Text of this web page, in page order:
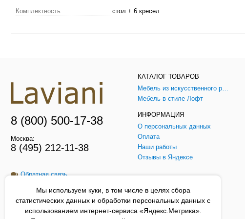
Комплектность стол + 6 кресел
Мы используем куки, в том числе в целях сбора
статистических данных и обработки персональных данных с
использованием интернет-сервиса «Яндекс.Метрика».
8 (800) 500-17-38
Москва:
8 (495) 212-11-38
Обратная связь
Заказать звонок
КАТАЛОГ ТОВАРОВ
Мебель в стиле Лофт
ИНФОРМАЦИЯ
О персональных данных
Оплата
Наши работы
Отзывы в Яндексе